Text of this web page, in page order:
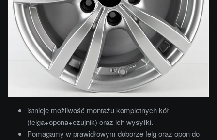
istnieje możliwość montażu kompletnych kół
(felga+opona+czujnik) oraz ich wysyłki.
Pomagamy w prawidłowym doborze felg oraz opon do